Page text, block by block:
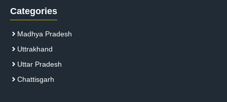
Categories
Madhya Pradesh
Uttrakhand
Uttar Pradesh
Chattisgarh